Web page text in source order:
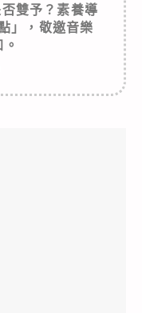
雙予？素養導
」，敬邀音樂